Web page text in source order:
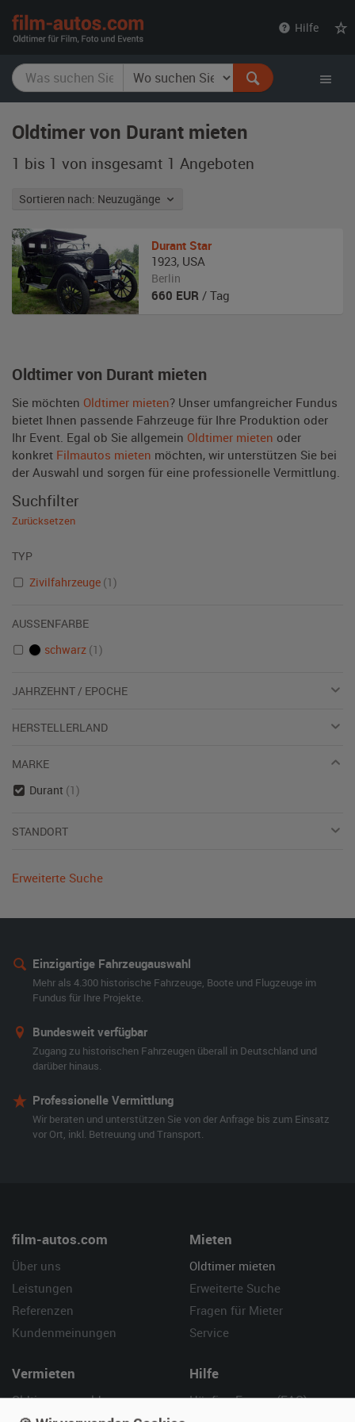
Hilfe
Oldtimer von Durant mieten
1 bis 1 von insgesamt 1 Angeboten
Sortieren nach: Neuzugänge
Oldtimer von Durant mieten
Sie möchten Oldtimer mieten? Unser umfangreicher Fundus
bietet Ihnen passende Fahrzeuge für Ihre Produktion oder
Ihr Event. Egal ob Sie allgemein Oldtimer mieten oder
konkret Filmautos mieten möchten, wir unterstützen Sie bei
der Auswahl und sorgen für eine professionelle Vermittlung.
Durant Star
1923, USA
Berlin
660 EUR / Tag
Suchfilter
Zurücksetzen
TYP
Zivilfahrzeuge (1)
AUSSENFARBE
schwarz (1)
JAHRZEHNT / EPOCHE
HERSTELLERLAND
MARKE
Durant (1)
STANDORT
Erweiterte Suche
Einzigartige Fahrzeugauswahl
Mehr als 4.300 historische Fahrzeuge, Boote und Flugzeuge im
Fundus für Ihre Projekte.
Bundesweit verfügbar
Zugang zu historischen Fahrzeugen überall in Deutschland und
darüber hinaus.
Professionelle Vermittlung
Wir beraten und unterstützen Sie von der Anfrage bis zum Einsatz
vor Ort, inkl. Betreuung und Transport.
film-autos.com
Über uns
Leistungen
Referenzen
Kundenmeinungen
Mieten
Oldtimer mieten
Erweiterte Suche
Fragen für Mieter
Service
Vermieten
Oldtimer anmelden
Hilfe
Häufige Fragen (FAQ)